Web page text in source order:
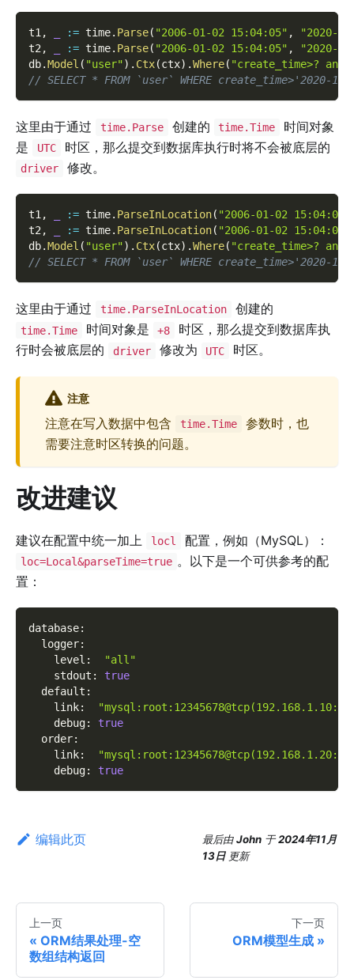
t1 , := time. Parse( "2006-01-02 15:04:05" ,
"2020-
t2 , := time. Parse( "2006-01-02 15:04:05" ,
"2020-
db.Model ( "user") . Ctx(ctx) .Where( "create_time>? and
// SELECT * FROM `user` WHERE create_time>'2020-
这里由于通过 time.Parse 创建的 time.Time
时间对象
是
UTC 时区，那么提交到数据库执行时将不会被底层的
driver 修改。
t1 , := time. ParseInLocation( "2006-01-02 15:04:05"
t2 , := time. ParseInLocation( "2006-01-02 15:04:05"
db.Model ( "user") . Ctx(ctx) .Where( "create_time>? and
// SELECT * FROM `user` WHERE create_time>'2020-
这里由于通过 time.ParseInLocation 创建的
time.Time 时间对象是 +8
时区，那么提交到数据库执
行时会被底层的
driver 修改为 UTC 时区。
注意
注意在写入数据中包含 time.Time
参数时，也
需要注意时区转换的问题。
改进建议
建议在配置中统一加上 locl 配置，例如（MySQL）：
loc=Local&parseTime=true 。以下是一个可供参考的配
置：
database:
logger:
level :
"all"
stdout :
true
default :
link:
debug:
true
order:
link:
debug: true
编辑此页 最后由John 于2024年11月
13日 更新
上一页
ORM结果处理-空
数组结构返回
下一页
ORM模型生成